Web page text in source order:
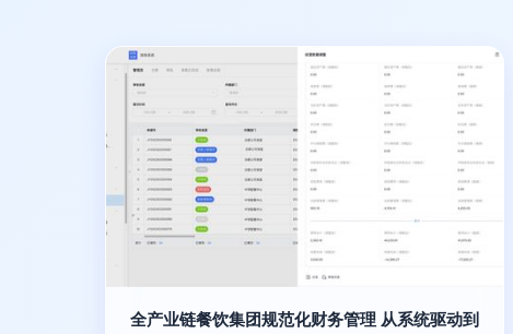
全产业链餐饮集团规范化财务管理 从系统驱动到